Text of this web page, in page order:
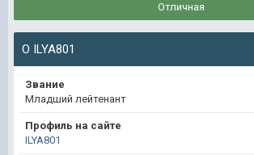
Отличная
О ILYA801
Звание
Младший лейтенант
Профиль на сайте
ILYA801